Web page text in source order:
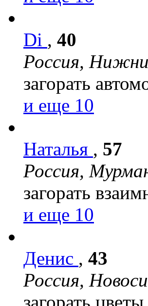
Di , 40
Россия,
загорать
и еще 10
Наталья , 57
Россия,
загорать
и еще 10
Денис , 43
Россия,